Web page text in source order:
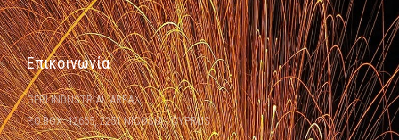
Επικοινωνία
GERI INDUSTRIAL AREA
P.O.BOX: 12665, 2251 NICOSIA - CYPRUS